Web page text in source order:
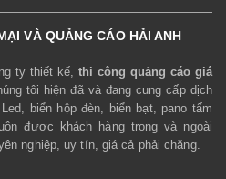
VÀ QUẢNG CÁO HẢI ANH
ty thiết kế, thi công quảng cáo giá
tôi hiện đã và đang cung cấp dịch
biển hộp đèn, biển bạt, pano tấm
được khách hàng trong và ngoài
nghiệp, uy tín, giá cả phải chăng.